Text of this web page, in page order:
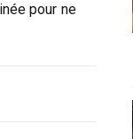
pour ne